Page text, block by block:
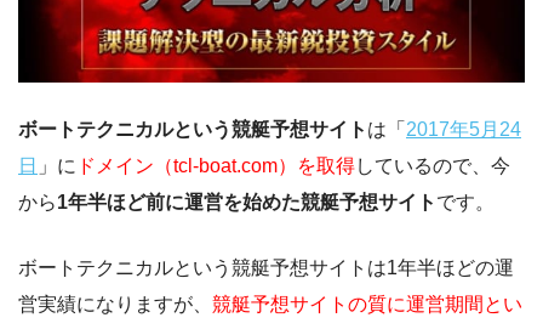
ボートテクニカルという競艇予想サイト は「 2017年5月24
日 」に ドメイン（tcl-boat.com）を取得しているので、今
から1年半ほど前に運営を始めた競艇予想サイト です。
ボートテクニカルという競艇予想サイトは1年半ほどの運
営実績になりますが、 競艇予想サイトの質に運営期間とい